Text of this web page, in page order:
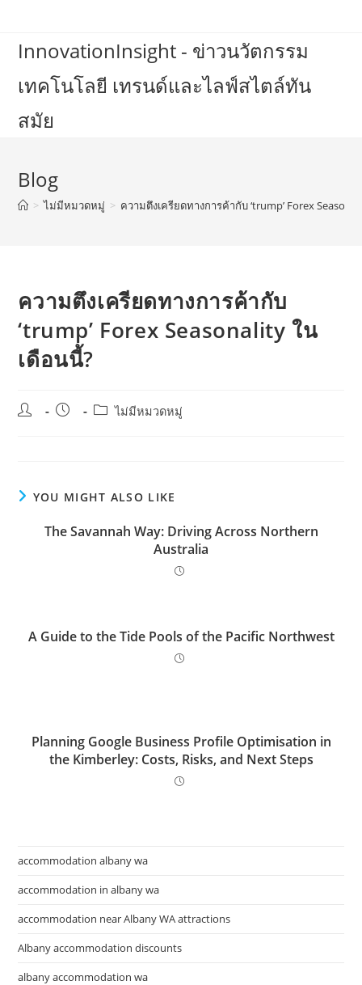
contentInnovationInsight - ข่าวนวัตกรรม
เทคโนโลยี เทรนด์และไลฟ์สไตล์ทัน
สมัย
Blog
> ไม่มีหมวดหมู่ > ความตึงเครียดทางการค้ากับ ‘trump’ Forex
ความตึงเครียดทางการค้ากับ
‘trump’ Forex Seasonality ใน
เดือนนี้?
Post
Post
Postไม่มีหมวดหมู่
YOU MIGHT ALSO LIKE
The Savannah Way: Driving Across Northern
Australia
A Guide to the Tide Pools of the Pacific Northwest
Planning Google Business Profile Optimisation in
the Kimberley: Costs, Risks, and Next Steps
accommodation albany wa
accommodation in albany wa
accommodation near Albany WA attractions
Albany accommodation discounts
albany accommodation wa